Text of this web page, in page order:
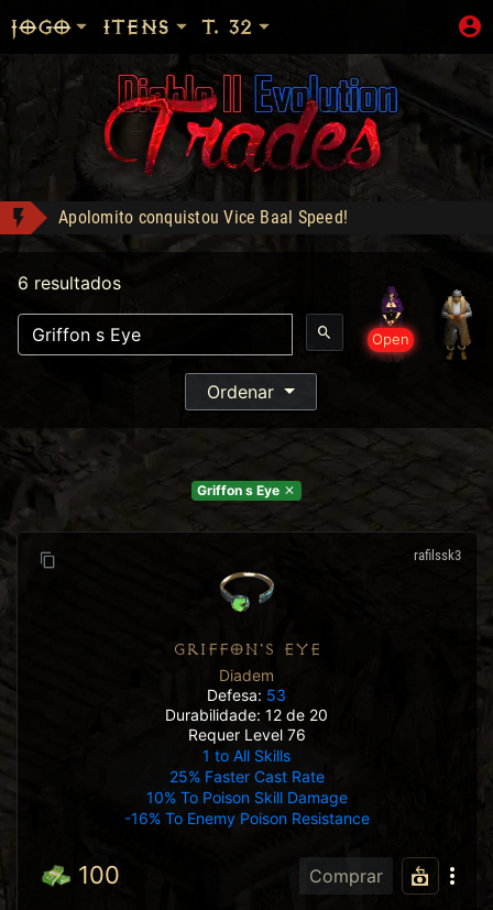
Apolomito conquistou Vice Baal Speed!
Ogre's Chief Boots - Compra: 350
Shop: "Hire do Ato 5."
Jah Stack - Compra: 330
EGC1 conquistou Dark Wanderer!
Heart of the Oak - Compra: 400
JOGO ITENS T. 32
Open
6 resultados
Ordenar
Griffon s Eye
rafilssk3
GRIFFON'S EYE
Diadem
Defesa: 53
Durabilidade: 12 de 20
Requer Level 76
1 to All Skills
25% Faster Cast Rate
10% To Poison Skill Damage
-16% To Enemy Poison Resistance
100 Comprar